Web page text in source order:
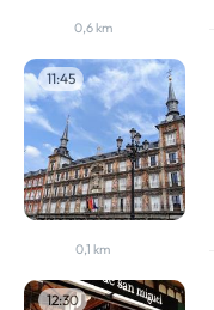
0,6 km
11:45
0,1 km
12:30